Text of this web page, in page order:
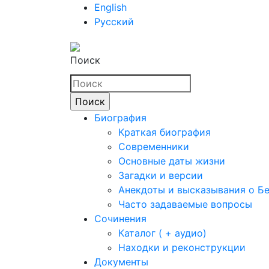
English
Русский
Поиск
Биография
Краткая биография
Современники
Основные даты жизни
Загадки и версии
Анекдоты и высказывания о
Часто задаваемые вопросы
Сочинения
Каталог ( + аудио)
Находки и реконструкции
Документы